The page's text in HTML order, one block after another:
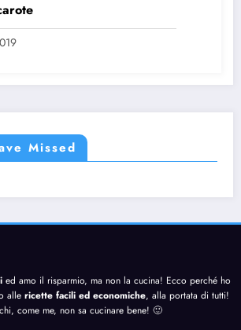
Missed
ed amo il risparmio, ma non la cucina! Ecco perché ho
alle ricette facili ed economiche, alla portata di tutti!
come me, non sa cucinare bene! 🙂